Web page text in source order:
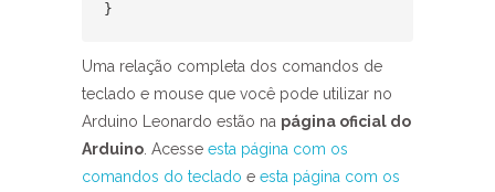
}
Uma relação completa dos comandos de
teclado e mouse que você pode utilizar no
Arduino Leonardo estão na página oficial do
Arduino . Acesse esta página com os
comandos do teclado e esta página com os